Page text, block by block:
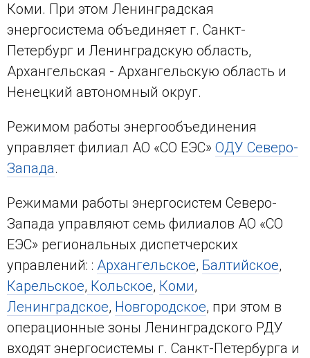
Коми. При этом Ленинградская
энергосистема объединяет г. Санкт-
Петербург и Ленинградскую область,
Архангельская - Архангельскую область и
Ненецкий автономный округ.
Режимом работы энергообъединения
управляет филиал АО «СО ЕЭС» ОДУ Северо-
Запада.
Режимами работы энергосистем Северо-
Запада управляют семь филиалов АО «СО
ЕЭС» региональных диспетчерских
управлений: : Архангельское, Балтийское,
Карельское, Кольское, Коми,
Ленинградское, Новгородское, при этом в
операционные зоны Ленинградского РДУ
входят энергосистемы г. Санкт-Петербурга и